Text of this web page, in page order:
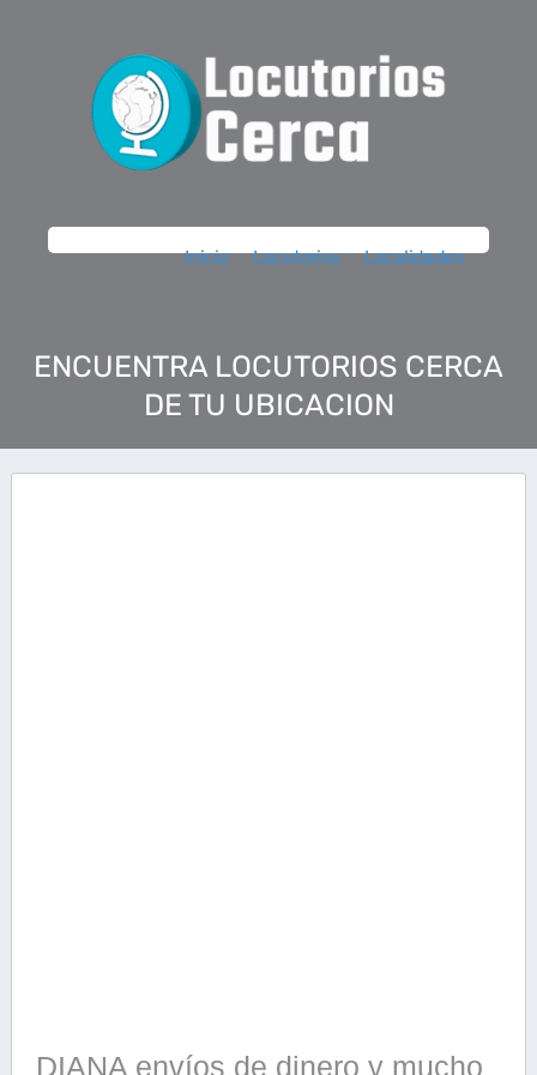
Inicio Locutorios Localidades
ENCUENTRA LOCUTORIOS CERCA
DE TU UBICACION
DIANA envíos de dinero y mucho